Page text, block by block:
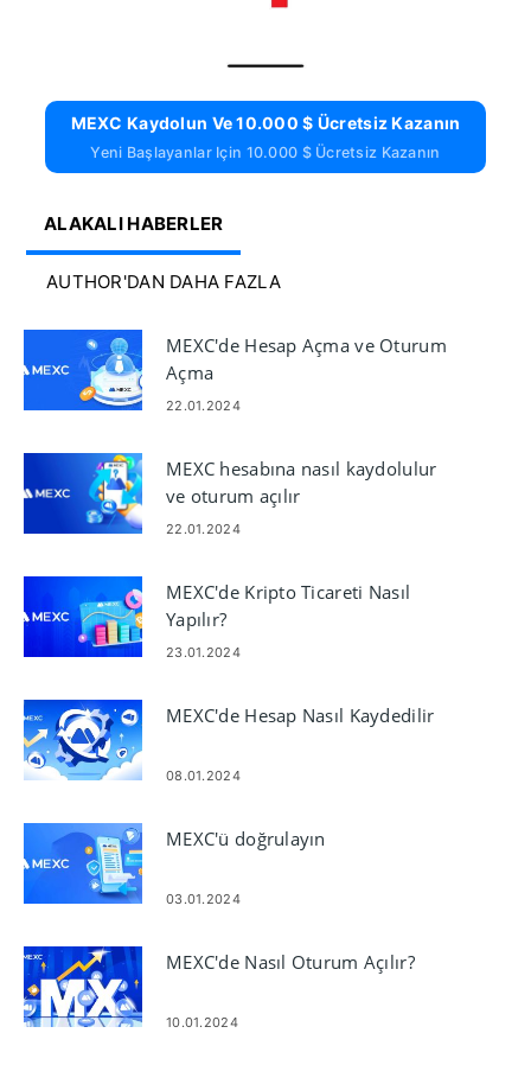
MEXC Kaydolun Ve 10.000 $ Ücretsiz Kazanın
Yeni Başlayanlar Için 10.000 $ Ücretsiz Kazanın
ALAKALI HABERLER
AUTHOR'DAN DAHA FAZLA
MEXC'de Hesap Açma ve Oturum
Açma
22.01.2024
MEXC hesabına nasıl kaydolulur
ve oturum açılır
22.01.2024
MEXC'de Kripto Ticareti Nasıl
Yapılır?
23.01.2024
MEXC'de Hesap Nasıl Kaydedilir
08.01.2024
MEXC'ü doğrulayın
03.01.2024
MEXC'de Nasıl Oturum Açılır?
10.01.2024